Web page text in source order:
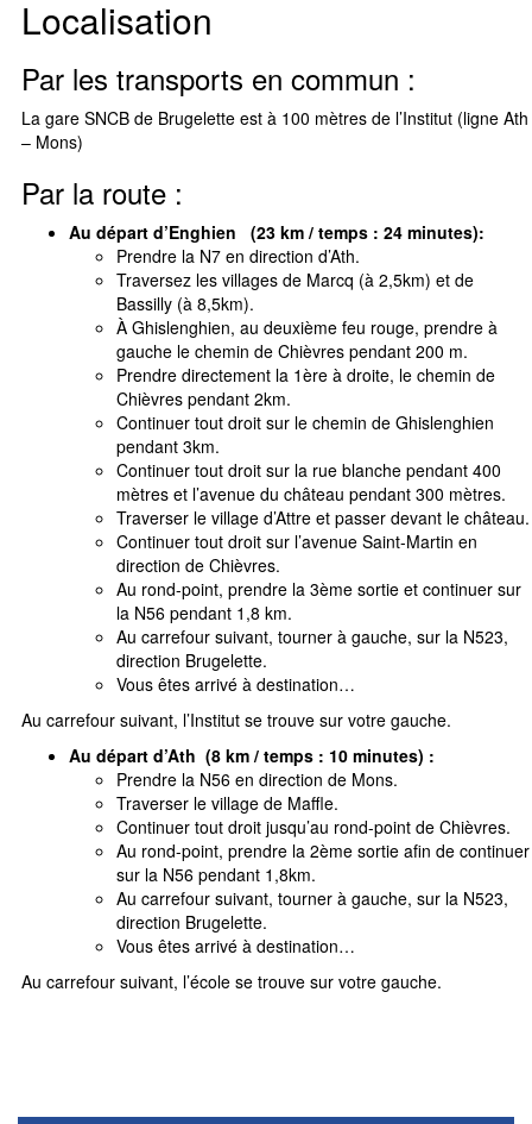
Localisation
Par les transports en commun :
La gare SNCB de Brugelette est à 100 mètres de l’Institut (ligne Ath
– Mons)
Par la route :
Au départ d’Enghien (23 km / temps : 24 minutes):
Prendre la N7 en direction d’Ath.
Traversez les villages de Marcq (à 2,5km) et de
Bassilly (à 8,5km).
À Ghislenghien, au deuxième feu rouge, prendre à
gauche le chemin de Chièvres pendant 200 m.
Prendre directement la 1ère à droite, le chemin de
Chièvres pendant 2km.
Continuer tout droit sur le chemin de Ghislenghien
pendant 3km.
Continuer tout droit sur la rue blanche pendant 400
mètres et l’avenue du château pendant 300 mètres.
Traverser le village d’Attre et passer devant le château.
Continuer tout droit sur l’avenue Saint-Martin en
direction de Chièvres.
Au rond-point, prendre la 3ème sortie et continuer sur
la N56 pendant 1,8 km.
Au carrefour suivant, tourner à gauche, sur la N523,
direction Brugelette.
Vous êtes arrivé à destination…
Au carrefour suivant, l’Institut se trouve sur votre gauche.
Au départ d’Ath (8 km / temps : 10 minutes) :
Prendre la N56 en direction de Mons.
Traverser le village de Maffle.
Continuer tout droit jusqu’au rond-point de Chièvres.
Au rond-point, prendre la 2ème sortie afin de continuer
sur la N56 pendant 1,8km.
Au carrefour suivant, tourner à gauche, sur la N523,
direction Brugelette.
Vous êtes arrivé à destination…
Au carrefour suivant, l’école se trouve sur votre gauche.